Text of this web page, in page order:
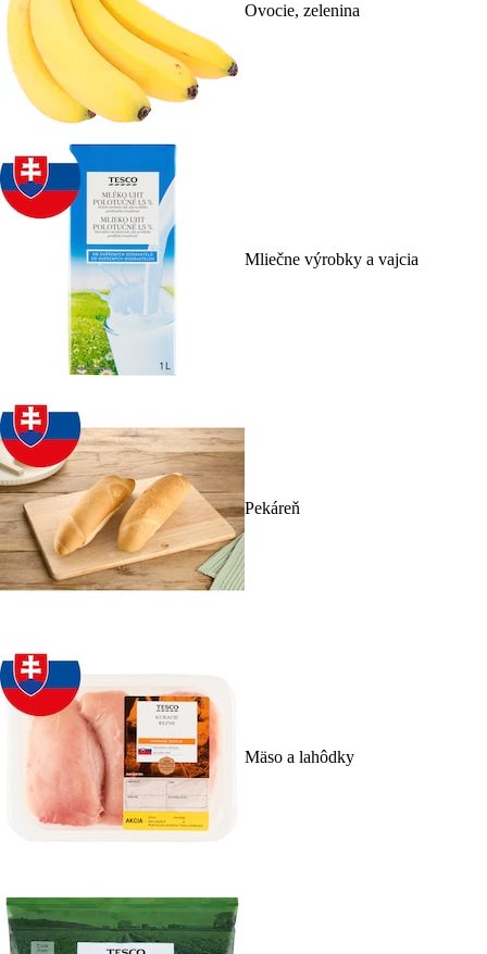
Ovocie, zelenina
Mliečne výrobky a vajcia
Pekáreň
Mäso a lahôdky